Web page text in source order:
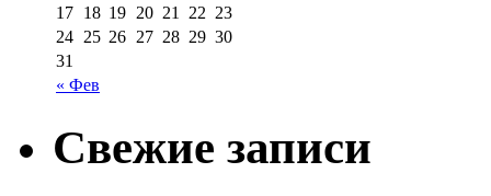
« Фев
17 18 19 20 21 22 23
24 25 26 27 28 29 30
31
Свежие записи